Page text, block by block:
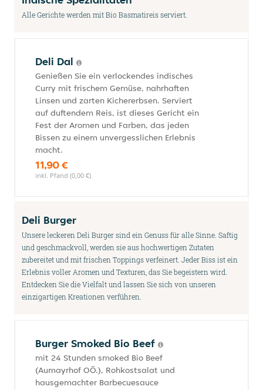
Alle Gerichte werden mit Bio Basmatireis serviert.
Deli Dal
Genießen Sie ein verlockendes indisches
Curry mit frischem Gemüse, nahrhaften
Linsen und zarten Kichererbsen. Serviert
auf duftendem Reis, ist dieses Gericht ein
Fest der Aromen und Farben, das jeden
Bissen zu einem unvergesslichen Erlebnis
macht.
11,90 €
inkl. Pfand (0,00 €)
Deli Burger
Unsere leckeren Deli Burger sind ein Genuss für alle Sinne. Saftig
und geschmackvoll, werden sie aus hochwertigen Zutaten
zubereitet und mit frischen Toppings verfeinert. Jeder Biss ist ein
Erlebnis voller Aromen und Texturen, das Sie begeistern wird.
Entdecken Sie die Vielfalt und lassen Sie sich von unseren
einzigartigen Kreationen verführen.
Burger Smoked Bio Beef
mit 24 Stunden smoked Bio Beef
(Aumayrhof OÖ.), Rohkostsalat und
hausgemachter Barbecuesauce